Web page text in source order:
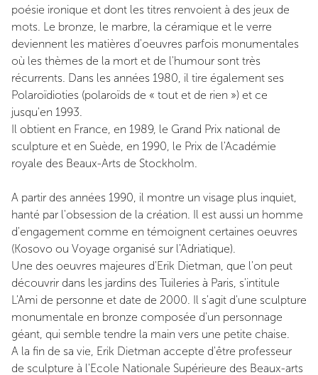
poésie ironique et dont les titres renvoient à des jeux de
mots. Le bronze, le marbre, la céramique et le verre
deviennent les matières d'oeuvres parfois monumentales
où les thèmes de la mort et de l'humour sont très
récurrents. Dans les années 1980, il tire également ses
Polaroïdioties (polaroïds de « tout et de rien ») et ce
jusqu'en 1993.
Il obtient en France, en 1989, le Grand Prix national de
sculpture et en Suède, en 1990, le Prix de l'Académie
royale des Beaux-Arts de Stockholm.
A partir des années 1990, il montre un visage plus inquiet,
hanté par l'obsession de la création. Il est aussi un homme
d'engagement comme en témoignent certaines oeuvres
(Kosovo ou Voyage organisé sur l'Adriatique).
Une des oeuvres majeures d'Erik Dietman, que l'on peut
découvrir dans les jardins des Tuileries à Paris, s'intitule
L'Ami de personne et date de 2000. Il s'agit d'une sculpture
monumentale en bronze composée d'un personnage
géant, qui semble tendre la main vers une petite chaise.
A la fin de sa vie, Erik Dietman accepte d'être professeur
de sculpture à l'Ecole Nationale Supérieure des Beaux-arts